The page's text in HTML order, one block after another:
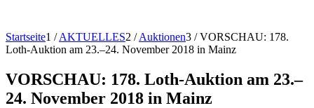
Startseite1 / AKTUELLES2 / Auktionen3 / VORSCHAU: 178.
Loth-Auktion am 23.–24. November 2018 in Mainz
VORSCHAU: 178. Loth-Auktion am 23.–
24. November 2018 in Mainz